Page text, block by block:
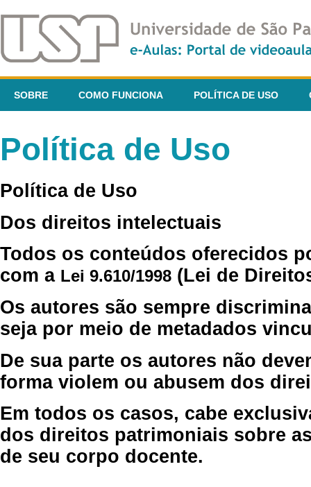
SOBRE COMO FUNCIONA POLÍTICA DE USO
Política de Uso
Política de Uso
Dos direitos intelectuais
Todos os conteúdos oferecidos
com a Lei 9.610/1998 (Lei de
Os autores são sempre
seja por meio de metadados
De sua parte os autores não
forma violem ou abusem dos
Em todos os casos, cabe
dos direitos patrimoniais sobre
de seu corpo docente.